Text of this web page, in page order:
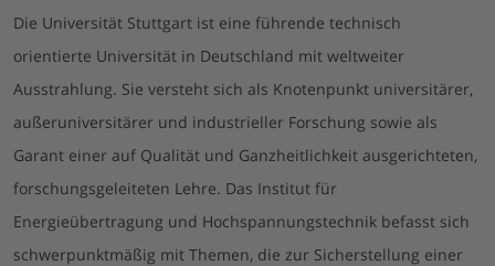
Die Universität Stuttgart ist eine führende technisch
orientierte Universität in Deutschland mit weltweiter
Ausstrahlung. Sie versteht sich als Knotenpunkt universitärer,
außeruniversitärer und industrieller Forschung sowie als
Garant einer auf Qualität und Ganzheitlichkeit ausgerichteten,
forschungsgeleiteten Lehre. Das Institut für
Energieübertragung und Hochspannungstechnik befasst sich
schwerpunktmäßig mit Themen, die zur Sicherstellung einer